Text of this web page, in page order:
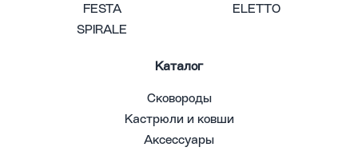
FESTA
ELETTO
SPIRALE
Каталог
Сковороды
Кастрюли и ковши
Аксессуары